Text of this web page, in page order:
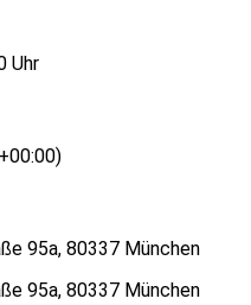
Uhr
95a, 80337 München
95a, 80337 München